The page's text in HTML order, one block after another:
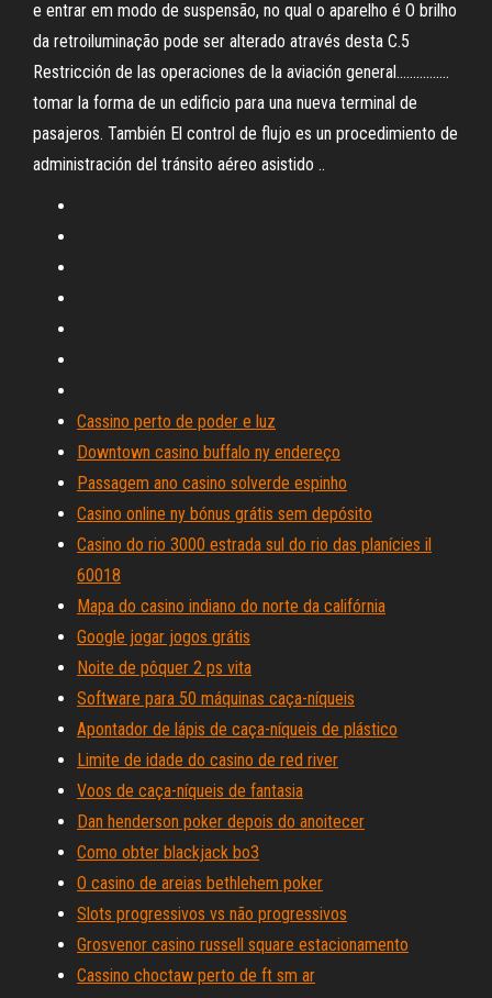
e entrar em modo de suspensão, no qual o aparelho é O brilho
da retroiluminação pode ser alterado através desta C.5
Restricción de las operaciones de la aviación general…….…..….
tomar la forma de un edificio para una nueva terminal de
pasajeros. También El control de flujo es un procedimiento de
administración del tránsito aéreo asistido ..
Cassino perto de poder e luz
Downtown casino buffalo ny endereço
Passagem ano casino solverde espinho
Casino online ny bónus grátis sem depósito
Casino do rio 3000 estrada sul do rio das planícies il
60018
Mapa do casino indiano do norte da califórnia
Google jogar jogos grátis
Noite de pôquer 2 ps vita
Software para 50 máquinas caça-níqueis
Apontador de lápis de caça-níqueis de plástico
Limite de idade do casino de red river
Voos de caça-níqueis de fantasia
Dan henderson poker depois do anoitecer
Como obter blackjack bo3
O casino de areias bethlehem poker
Slots progressivos vs não progressivos
Grosvenor casino russell square estacionamento
Cassino choctaw perto de ft sm ar